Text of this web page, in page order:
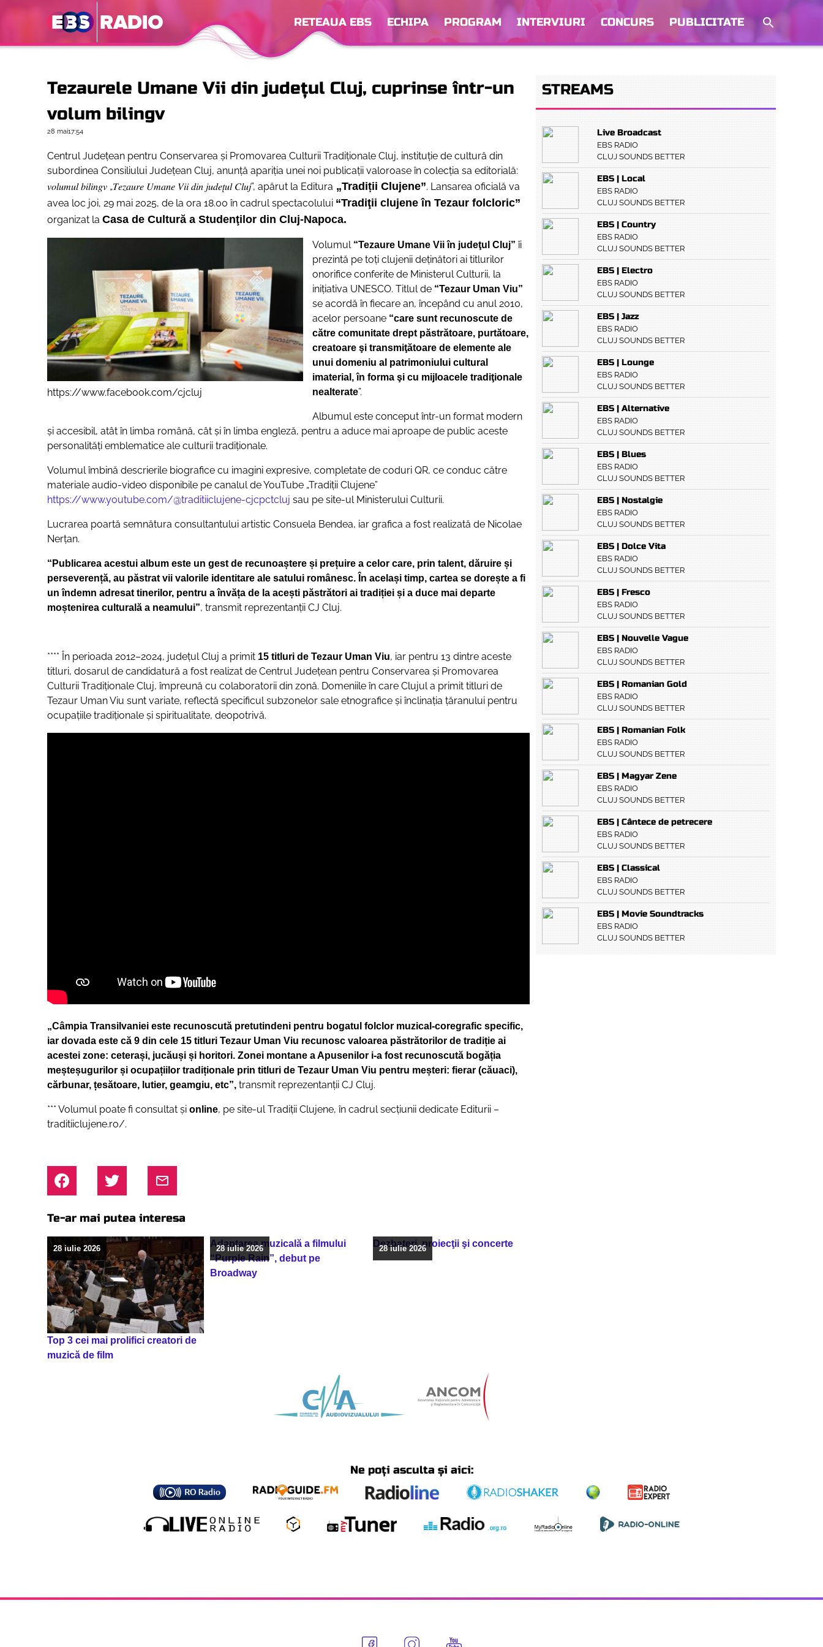
RETEAUA EBS ECHIPA PROGRAM INTERVIURI CONCURS PUBLICITATE
Tezaurele Umane Vii din judeţul Cluj, cuprinse într-un
volum bilingv
28 mai17:54
Centrul Județean pentru Conservarea și Promovarea Culturii Tradiționale Cluj, instituție de cultură din
subordinea Consiliului Județean Cluj, anunță apariția unei noi publicații valoroase în colecția sa editorială:
𝑣𝑜𝑙𝑢𝑚𝑢𝑙 𝑏𝑖𝑙𝑖𝑛𝑔𝑣 „𝑇𝑒𝑧𝑎𝑢𝑟𝑒 𝑈𝑚𝑎𝑛𝑒 𝑉𝑖𝑖 𝑑𝑖𝑛 𝑗𝑢𝑑𝑒𝑡̦𝑢𝑙 𝐶𝑙𝑢𝑗”, apărut la Editura „Tradiții Clujene”. Lansarea oficială va
avea loc joi, 29 mai 2025, de la ora 18.00 în cadrul spectacolului “Tradiţii clujene în Tezaur folcloric”
organizat la Casa de Cultură a Studenţilor din Cluj-Napoca.
https://www.facebook.com/cjcluj
Volumul “Tezaure Umane Vii în judeţul Cluj” îi
prezintă pe toţi clujenii deţinători ai titlurilor
onorifice conferite de Ministerul Culturii, la
iniţiativa UNESCO. Titlul de “Tezaur Uman Viu”
se acordă în fiecare an, începând cu anul 2010,
acelor persoane “care sunt recunoscute de
către comunitate drept păstrătoare, purtătoare,
creatoare şi transmiţătoare de elemente ale
unui domeniu al patrimoniului cultural
imaterial, în forma şi cu mijloacele tradiţionale
nealterate”.
Albumul este conceput într-un format modern
și accesibil, atât în limba română, cât și în limba engleză, pentru a aduce mai aproape de public aceste
personalități emblematice ale culturii tradiționale.
Volumul îmbină descrierile biografice cu imagini expresive, completate de coduri QR, ce conduc către
materiale audio-video disponibile pe canalul de YouTube „Tradiții Clujene”
https://www.youtube.com/@traditiiclujene-cjcpctcluj sau pe site-ul Ministerului Culturii.
Lucrarea poartă semnătura consultantului artistic Consuela Bendea, iar grafica a fost realizată de Nicolae
Nerțan.
“Publicarea acestui album este un gest de recunoaștere și prețuire a celor care, prin talent, dăruire și
perseverență, au păstrat vii valorile identitare ale satului românesc. În același timp, cartea se dorește a fi
un îndemn adresat tinerilor, pentru a învăța de la acești păstrători ai tradiției și a duce mai departe
moștenirea culturală a neamului”, transmit reprezentanţii CJ Cluj.
**** În perioada 2012–2024, județul Cluj a primit 15 titluri de Tezaur Uman Viu, iar pentru 13 dintre aceste
titluri, dosarul de candidatură a fost realizat de Centrul Județean pentru Conservarea și Promovarea
Culturii Tradiționale Cluj, împreună cu colaboratorii din zonă. Domeniile în care Clujul a primit titluri de
Tezaur Uman Viu sunt variate, reflectă specificul subzonelor sale etnografice și înclinația țăranului pentru
ocupațiile tradiționale și spiritualitate, deopotrivă.
„Câmpia Transilvaniei este recunoscută pretutindeni pentru bogatul folclor muzical-coregrafic specific,
iar dovada este că 9 din cele 15 titluri Tezaur Uman Viu recunosc valoarea păstrătorilor de tradiție ai
acestei zone: ceterași, jucăuși și horitori. Zonei montane a Apusenilor i-a fost recunoscută bogăția
meșteșugurilor și ocupațiilor tradiționale prin titluri de Tezaur Uman Viu pentru meșteri: fierar (căuaci),
cărbunar, țesătoare, lutier, geamgiu, etc”, transmit reprezentanţii CJ Cluj.
*** Volumul poate fi consultat și online, pe site-ul Tradiții Clujene, în cadrul secțiunii dedicate Editurii –
traditiiclujene.ro/.
Te-ar mai putea interesa
Top 3 cei mai prolifici creatori de
muzică de film
28 iulie 2026
Adaptarea muzicală a filmului
“Purple Rain”, debut pe
Broadway
28 iulie 2026 Dezbateri, proiecţii şi concerte
28 iulie 2026
STREAMS
Live Broadcast
EBS RADIO
CLUJ SOUNDS BETTER
EBS | Local
EBS RADIO
CLUJ SOUNDS BETTER
EBS | Country
EBS RADIO
CLUJ SOUNDS BETTER
EBS | Electro
EBS RADIO
CLUJ SOUNDS BETTER
EBS | Jazz
EBS RADIO
CLUJ SOUNDS BETTER
EBS | Lounge
EBS RADIO
CLUJ SOUNDS BETTER
EBS | Alternative
EBS RADIO
CLUJ SOUNDS BETTER
EBS | Blues
EBS RADIO
CLUJ SOUNDS BETTER
EBS | Nostalgie
EBS RADIO
CLUJ SOUNDS BETTER
EBS | Dolce Vita
EBS RADIO
CLUJ SOUNDS BETTER
EBS | Fresco
EBS RADIO
CLUJ SOUNDS BETTER
EBS | Nouvelle Vague
EBS RADIO
CLUJ SOUNDS BETTER
EBS | Romanian Gold
EBS RADIO
CLUJ SOUNDS BETTER
EBS | Romanian Folk
EBS RADIO
CLUJ SOUNDS BETTER
EBS | Magyar Zene
EBS RADIO
CLUJ SOUNDS BETTER
EBS | Cântece de petrecere
EBS RADIO
CLUJ SOUNDS BETTER
EBS | Classical
EBS RADIO
CLUJ SOUNDS BETTER
EBS | Movie Soundtracks
EBS RADIO
CLUJ SOUNDS BETTER
Ne poți asculta și aici: